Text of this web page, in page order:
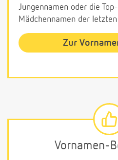
Jungennamen oder die
Mädchennamen der
Zur
Vornamen-